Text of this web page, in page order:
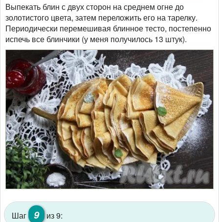
Выпекать блин с двух сторон на среднем огне до
золотистого цвета, затем переложить его на тарелку.
Периодически перемешивая блинное тесто, постепенно
испечь все блинчики (у меня получилось 13 штук).
Шаг 9
из 9: